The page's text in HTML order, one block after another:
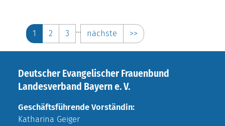
1 2 3 … nächste >>
Deutscher Evangelischer Frauenbund
Landesverband Bayern e. V.
Geschäftsführende Vorständin:
Katharina Geiger